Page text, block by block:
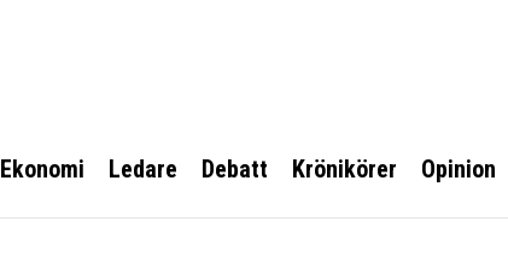
Ekonomi Ledare Debatt Krönikörer Opinion